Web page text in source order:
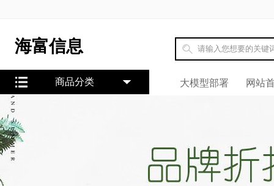
海富信息
大模型部署 网站
商品分类